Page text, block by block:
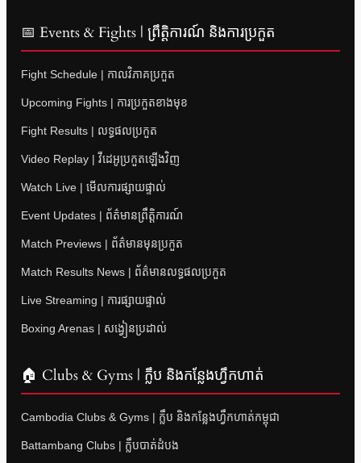
📅 Events & Fights | ព្រឹត្តិការណ៍ និងការប្រកួត
Fight Schedule | កាលវិភាគប្រកួត
Upcoming Fights | ការប្រកួតខាងមុខ
Fight Results | លទ្ធផលប្រកួត
Video Replay | វីដេអូប្រកួតឡើងវិញ
Watch Live | មើលការផ្សាយផ្ទាល់
Event Updates | ព័ត៌មានព្រឹត្តិការណ៍
Match Previews | ព័ត៌មានមុនប្រកួត
Match Results News | ព័ត៌មានលទ្ធផលប្រកួត
Live Streaming | ការផ្សាយផ្ទាល់
Boxing Arenas | សង្វៀនប្រដាល់
🏠 Clubs & Gyms | ក្លឹប និងកន្លែងហ្វឹកហាត់
Cambodia Clubs & Gyms | ក្លឹប និងកន្លែងហ្វឹកហាត់កម្ពុជា
Battambang Clubs | ក្លឹបបាត់ដំបង